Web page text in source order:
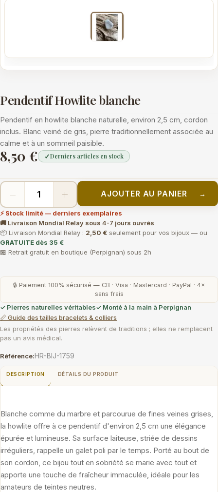
Pendentif Howlite blanche
Pendentif en howlite blanche naturelle, environ 2,5 cm, cordon
inclus. Blanc veiné de gris, pierre traditionnellement associée au
calme et à un sommeil paisible.
8,50 € ✓Derniers articles en stock
− + AJOUTER AU PANIER →
⚡ Stock limité — derniers exemplaires
🚚 Livraison Mondial Relay sous 4-7 jours ouvrés
📦 Livraison Mondial Relay : 2,50 € seulement pour vos bijoux — ou
GRATUITE dès 35 €
🏪 Retrait gratuit en boutique (Perpignan) sous 2h
🔒 Paiement 100% sécurisé — CB · Visa · Mastercard · PayPal · 4×
sans frais
✓ Pierres naturelles véritables✓ Monté à la main à Perpignan
📏 Guide des tailles bracelets & colliers
Les propriétés des pierres relèvent de traditions ; elles ne remplacent
pas un avis médical.
Référence:HR-BIJ-1759
DESCRIPTION DÉTAILS DU PRODUIT
Blanche comme du marbre et parcourue de fines veines grises,
la howlite offre à ce pendentif d'environ 2,5 cm une élégance
épurée et lumineuse. Sa surface laiteuse, striée de dessins
irréguliers, rappelle un galet poli par le temps. Porté au bout de
son cordon, ce bijou tout en sobriété se marie avec tout et
apporte une touche de fraîcheur immaculée, idéale pour les
amateurs de teintes neutres.